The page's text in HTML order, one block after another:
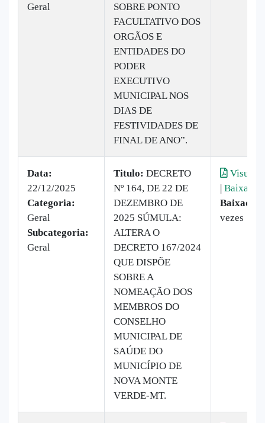
Geral
SOBRE PONTO
FACULTATIVO DOS
ORGÃOS E
ENTIDADES DO
PODER
EXECUTIVO
MUNICIPAL NOS
DIAS DE
FESTIVIDADES DE
FINAL DE ANO”.
Data:
22/12/2025
Categoria:
Geral
Subcategoria:
Geral
Titulo: DECRETO
Nº 164, DE 22 DE
DEZEMBRO DE
2025 SÚMULA:
ALTERA O
DECRETO 167/2024
QUE DISPÕE
SOBRE A
NOMEAÇÃO DOS
MEMBROS DO
CONSELHO
MUNICIPAL DE
SAÚDE DO
MUNICÍPIO DE
NOVA MONTE
VERDE-MT.
| Baixar
Baixado:
vezes